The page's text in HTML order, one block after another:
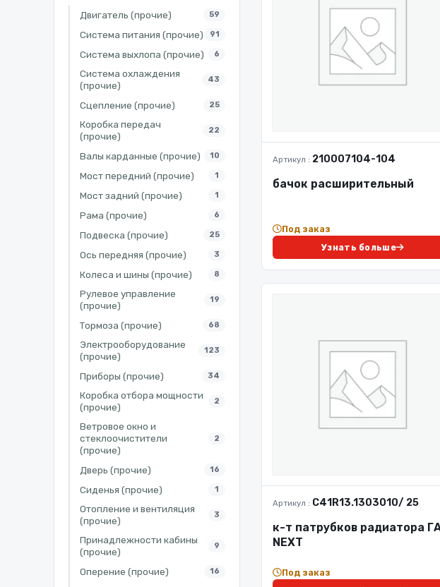
Двигатель (прочие) 59
Система питания (прочие) 91
Система выхлопа (прочие) 6
Система охлаждения
(прочие)
43
Сцепление (прочие) 25
Коробка передач
(прочие)
22
Валы карданные (прочие) 10
Мост передний (прочие) 1
Мост задний (прочие) 1
Рама (прочие) 6
Подвеска (прочие) 25
Ось передняя (прочие) 3
Колеса и шины (прочие) 8
Рулевое управление
(прочие)
19
Тормоза (прочие) 68
Электрооборудование
(прочие)
123
Приборы (прочие) 34
Коробка отбора мощности
(прочие)
2
Ветровое окно и
стеклоочистители
(прочие)
2
Дверь (прочие) 16
Сиденья (прочие) 1
Отопление и вентиляция
(прочие)
3
Принадлежности кабины
(прочие)
9
Оперение (прочие) 16
Артикул : 210007104-104
бачок расширительный
Под заказ
Узнать больше
Артикул : C41R13.1303010/ 25
к-т патрубков радиатора
NEXT
Под заказ